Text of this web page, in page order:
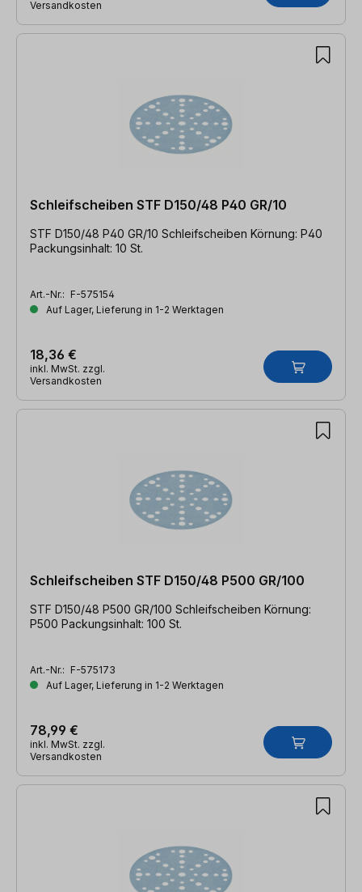
Versandkosten
Schleifscheiben STF D150/48 P40 GR/10
STF D150/48 P40 GR/10 Schleifscheiben Körnung: P40
Packungsinhalt: 10 St.
Art.-Nr.: F-575154
Auf Lager, Lieferung in 1-2 Werktagen
18,36 €
inkl. MwSt. zzgl.
Versandkosten
Schleifscheiben STF D150/48 P500 GR/100
STF D150/48 P500 GR/100 Schleifscheiben Körnung:
P500 Packungsinhalt: 100 St.
Art.-Nr.: F-575173
Auf Lager, Lieferung in 1-2 Werktagen
78,99 €
inkl. MwSt. zzgl.
Versandkosten